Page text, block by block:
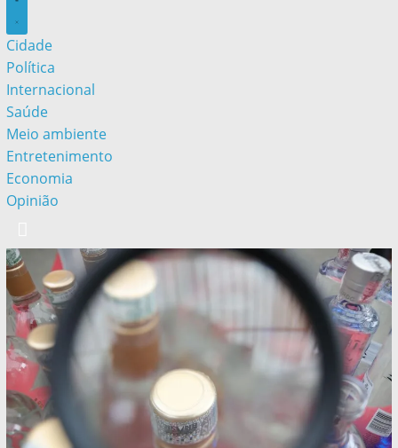
Cidade
Política
Internacional
Saúde
Meio ambiente
Entretenimento
Economia
Opinião